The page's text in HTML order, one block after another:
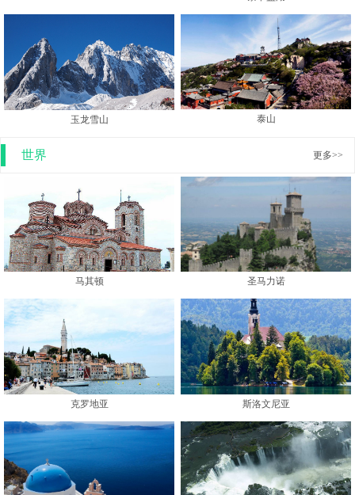
玉龙雪山 泰山
世界 更多>>
马其顿 圣马力诺
克罗地亚 斯洛文尼亚